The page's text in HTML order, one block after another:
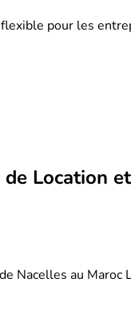
pour les
Location
Nacelles au Maroc